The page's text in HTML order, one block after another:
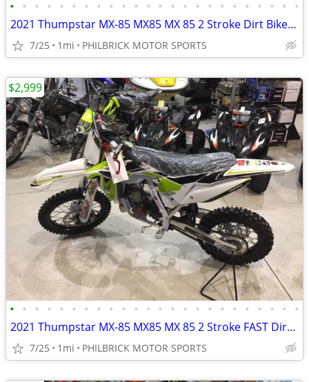
• • • • • • • • • • • • • • • • • • • • • • • •
2021 Thumpstar MX-85 MX85 MX 85 2 Stroke Dirt Bike Will Trade
7/25 1mi PHILBRICK MOTOR SPORTS
• • • • • • • • • • • • • • • • • • • • • • • •
2021 Thumpstar MX-85 MX85 MX 85 2 Stroke FAST Dirt Bike Will Trade
7/25 1mi PHILBRICK MOTOR SPORTS
$2,999